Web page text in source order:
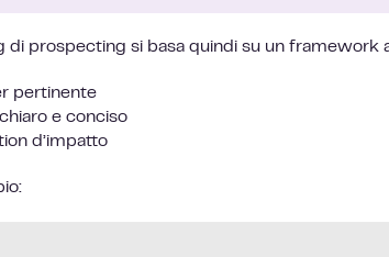
di prospecting si basa quindi su un framework
pertinente
e conciso
d’impatto